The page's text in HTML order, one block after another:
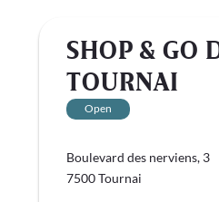
SHOP & GO
TOURNAI
Open
Boulevard des nerviens, 3
7500 Tournai